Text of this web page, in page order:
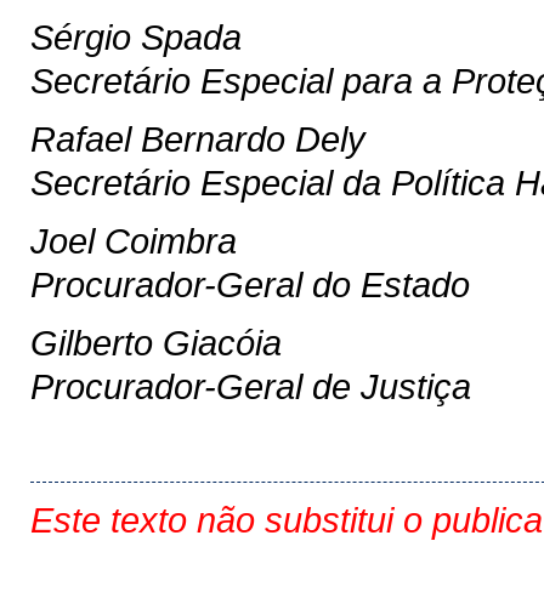
Sérgio Spada
Secretário Especial para a
Rafael Bernardo Dely
Secretário Especial da Política
Joel Coimbra
Procurador-Geral do Estado
Gilberto Giacóia
Procurador-Geral de Justiça
Este texto não substitui o